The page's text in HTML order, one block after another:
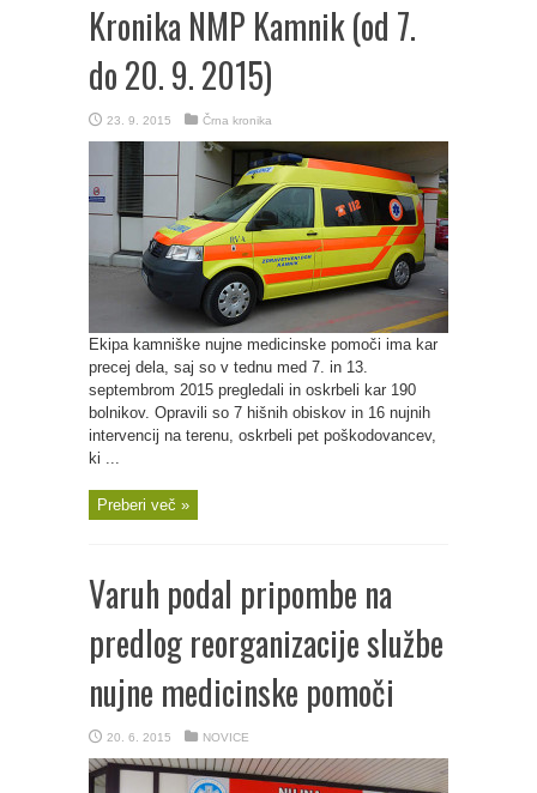
Kronika NMP Kamnik (od 7.
do 20. 9. 2015)
23. 9. 2015 Črna kronika
Ekipa kamniške nujne medicinske pomoči ima kar
precej dela, saj so v tednu med 7. in 13.
septembrom 2015 pregledali in oskrbeli kar 190
bolnikov. Opravili so 7 hišnih obiskov in 16 nujnih
intervencij na terenu, oskrbeli pet poškodovancev,
ki ...
Preberi več »
Varuh podal pripombe na
predlog reorganizacije službe
nujne medicinske pomoči
20. 6. 2015 NOVICE